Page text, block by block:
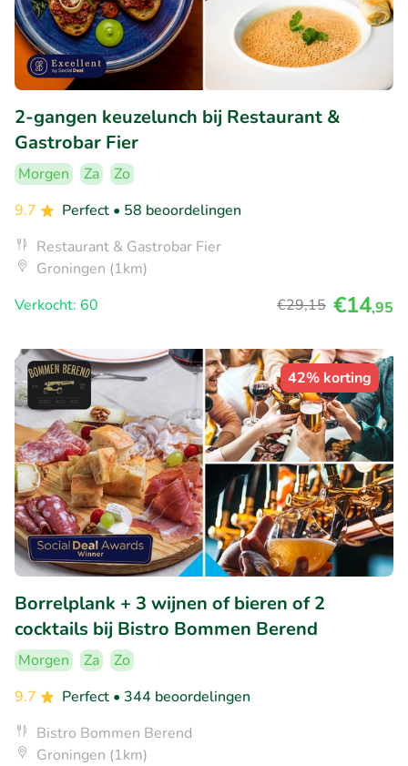
2-gangen keuzelunch bij Restaurant &
Gastrobar Fier
Morgen Za
Zo
9.7
Perfect • 58 beoordelingen
Restaurant & Gastrobar Fier
Groningen (1km)
Verkocht: 60
€29,15 €14,95
42% korting
Borrelplank + 3 wijnen of bieren of 2
cocktails bij Bistro Bommen Berend
Morgen Za
Zo
9.7
Perfect • 344 beoordelingen
Bistro Bommen Berend
Groningen (1km)